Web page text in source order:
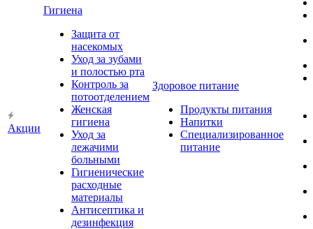
Акции
Гигиена
Защита от
насекомых
Уход за зубами
и полостью рта
Контроль за
потоотделением
Женская
гигиена
Уход за
лежачими
больными
Гигиенические
расходные
материалы
Антисептика и
дезинфекция
Здоровое питание
Продукты питания
Напитки
Специализированное
питание